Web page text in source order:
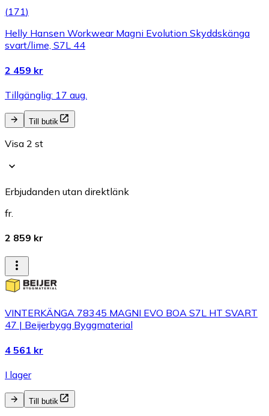
(171)
Helly Hansen Workwear Magni Evolution Skyddskänga
svart/lime, S7L 44
2 459 kr
Tillgänglig: 17 aug.
Till butik
Visa 2 st
Erbjudanden utan direktlänk
fr.
2 859 kr
VINTERKÄNGA 78345 MAGNI EVO BOA S7L HT SVART
47 | Beijerbygg Byggmaterial
4 561 kr
I lager
Till butik